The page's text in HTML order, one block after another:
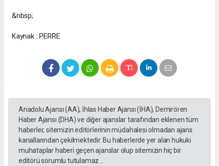
&nbsp;
Kaynak : PERRE
Anadolu Ajansı (AA), İhlas Haber Ajansı (İHA), Demirören
Haber Ajansı (DHA) ve diğer ajanslar tarafından eklenen tüm
haberler, sitemizin editörlerinin müdahalesi olmadan ajans
kanallarından çekilmektedir. Bu haberlerde yer alan hukuki
muhataplar haberi geçen ajanslar olup sitemizin hiç bir
editörü sorumlu tutulamaz...